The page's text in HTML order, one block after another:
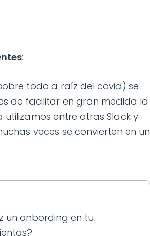
:
todo a raíz del covid) se
de facilitar en gran medida la
entre otras Slack y
veces se convierten en un
un onbording en tu